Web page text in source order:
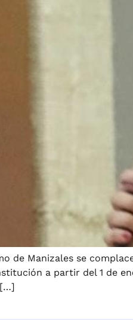
de Manizales se
a partir del 1 de
[…]